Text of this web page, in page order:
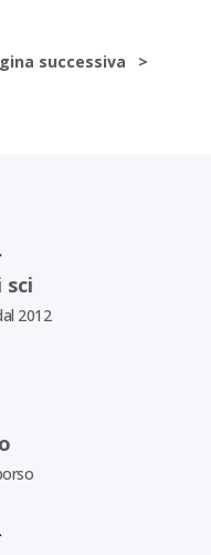
successiva >
sci
2012